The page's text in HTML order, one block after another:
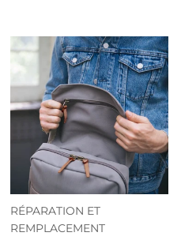
RÉPARATION ET
REMPLACEMENT